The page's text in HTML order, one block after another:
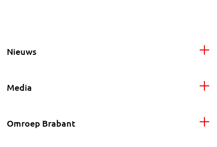
Nieuws
Media
Omroep Brabant